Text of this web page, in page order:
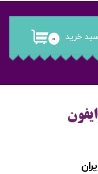
۰ سبد خرید